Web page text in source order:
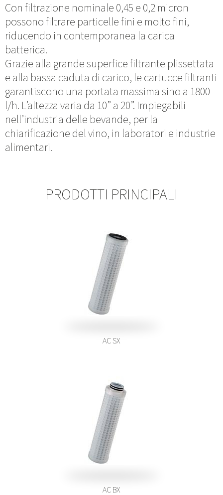
Con filtrazione nominale 0,45 e 0,2 micron
possono filtrare particelle fini e molto fini,
riducendo in contemporanea la carica
batterica.
Grazie alla grande superfice filtrante plissettata
e alla bassa caduta di carico, le cartucce filtranti
garantiscono una portata massima sino a 1800
l/h. L’altezza varia da 10” a 20”. Impiegabili
nell’industria delle bevande, per la
chiarificazione del vino, in laboratori e industrie
alimentari.
PRODOTTI PRINCIPALI
AC SX
AC BX